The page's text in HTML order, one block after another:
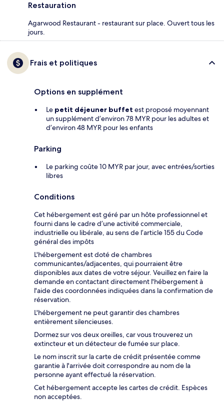
Restauration
Agarwood Restaurant - restaurant sur place. Ouvert tous les
jours.
Frais et politiques
Options en supplément
Le petit déjeuner buffet est proposé moyennant
un supplément d’environ 78 MYR pour les adultes et
d’environ 48 MYR pour les enfants
Parking
Le parking coûte 10 MYR par jour, avec entrées/sorties
libres
Conditions
Cet hébergement est géré par un hôte professionnel et
fourni dans le cadre d’une activité commerciale,
industrielle ou libérale, au sens de l’article 155 du Code
général des impôts
L'hébergement est doté de chambres
communicantes/adjacentes, qui pourraient être
disponibles aux dates de votre séjour. Veuillez en faire la
demande en contactant directement l'hébergement à
l'aide des coordonnées indiquées dans la confirmation de
réservation.
L'hébergement ne peut garantir des chambres
entièrement silencieuses.
Dormez sur vos deux oreilles, car vous trouverez un
extincteur et un détecteur de fumée sur place.
Le nom inscrit sur la carte de crédit présentée comme
garantie à l'arrivée doit correspondre au nom de la
personne ayant effectué la réservation.
Cet hébergement accepte les cartes de crédit. Espèces
non acceptées.